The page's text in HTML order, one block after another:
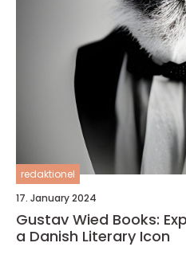
redaktionel
17. January 2024
Gustav Wied Books:
a Danish Literary Icon